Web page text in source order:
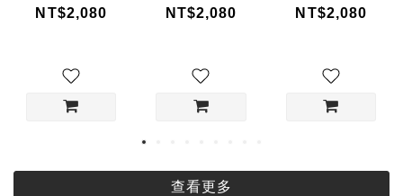
NT$2,080 NT$2,080 NT$2,080
查看更多